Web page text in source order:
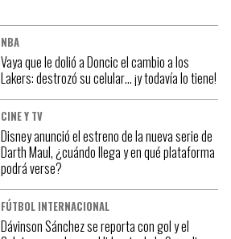
NBA
Vaya que le dolió a Doncic el cambio a los
Lakers: destrozó su celular… ¡y todavía lo tiene!
CINE Y TV
Disney anunció el estreno de la nueva serie de
Darth Maul, ¿cuándo llega y en qué plataforma
podrá verse?
FÚTBOL INTERNACIONAL
Dávinson Sánchez se reporta con gol y el